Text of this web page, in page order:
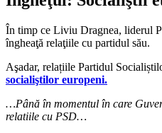
În timp ce Liviu Dragnea, liderul
îngheaţă relaţiile cu partidul său.
Aşadar, relațiile Partidul
socialiştilor europeni.
…Până în momentul în care
relatiile cu PSD…